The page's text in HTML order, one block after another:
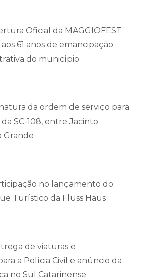
Oficial da MAGGIOFEST
61 anos de emancipação
do município
da ordem de serviço para
SC-108, entre Jacinto
Grande
no lançamento do
Turístico da Fluss Haus
de viaturas e
a Polícia Civil e anúncio da
no Sul Catarinense